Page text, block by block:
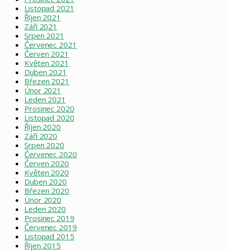
Listopad 2021
Říjen 2021
Září 2021
Srpen 2021
Červenec 2021
Červen 2021
Květen 2021
Duben 2021
Březen 2021
Únor 2021
Leden 2021
Prosinec 2020
Listopad 2020
Říjen 2020
Září 2020
Srpen 2020
Červenec 2020
Červen 2020
Květen 2020
Duben 2020
Březen 2020
Únor 2020
Leden 2020
Prosinec 2019
Červenec 2019
Listopad 2015
Říjen 2015